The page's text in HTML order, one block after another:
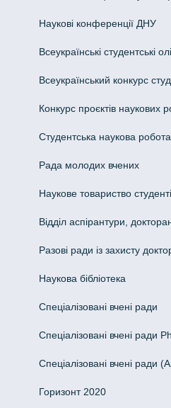
Наукові конференції ДНУ
Всеукраїнські студентські
Всеукраїнський конкурс
Конкурс проєктів наукових
Студентська наукова робота
Рада молодих вчених
Наукове товариство
Відділ аспірантури,
Разові ради із захисту
Наукова бібліотека
Спеціалізовані вчені ради
Спеціалізовані вчені ради
Спеціалізовані вчені ради
Горизонт 2020